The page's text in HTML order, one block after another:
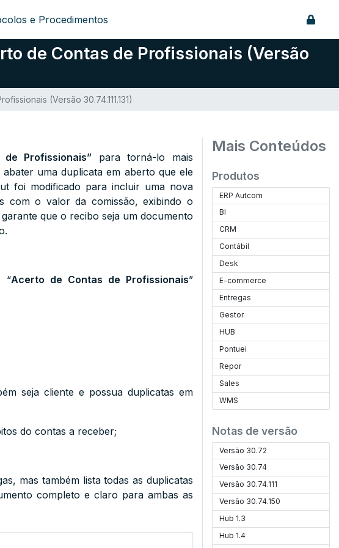
e Procedimentos
de Contas de Profissionais (Versão
(Versão 30.74.111.131)
Profissionais” para torná-lo mais
uma duplicata em aberto que ele
foi modificado para incluir uma nova
com o valor da comissão, exibindo o
que o recibo seja um documento
“Acerto de Contas de Profissionais”
seja cliente e possua duplicatas em
do contas a receber;
mas também lista todas as duplicatas
completo e claro para ambas as
Mais Conteúdos
Produtos
ERP Autcom
BI
CRM
Contábil
Desk
E-commerce
Entregas
Gestor
HUB
Pontuei
Repor
Sales
WMS
Notas de versão
Versão 30.72
Versão 30.74
Versão 30.74.111
Versão 30.74.150
Hub 1.3
Hub 1.4